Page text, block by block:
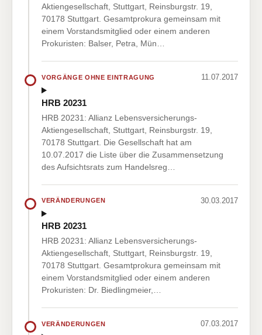
Aktiengesellschaft, Stuttgart, Reinsburgstr. 19,
70178 Stuttgart. Gesamtprokura gemeinsam mit
einem Vorstandsmitglied oder einem anderen
Prokuristen: Balser, Petra, Mün…
VORGÄNGE OHNE EINTRAGUNG 11.07.2017
HRB 20231
HRB 20231: Allianz Lebensversicherungs-
Aktiengesellschaft, Stuttgart, Reinsburgstr. 19,
70178 Stuttgart. Die Gesellschaft hat am
10.07.2017 die Liste über die Zusammensetzung
des Aufsichtsrats zum Handelsreg…
VERÄNDERUNGEN 30.03.2017
HRB 20231
HRB 20231: Allianz Lebensversicherungs-
Aktiengesellschaft, Stuttgart, Reinsburgstr. 19,
70178 Stuttgart. Gesamtprokura gemeinsam mit
einem Vorstandsmitglied oder einem anderen
Prokuristen: Dr. Biedlingmeier,…
VERÄNDERUNGEN 07.03.2017